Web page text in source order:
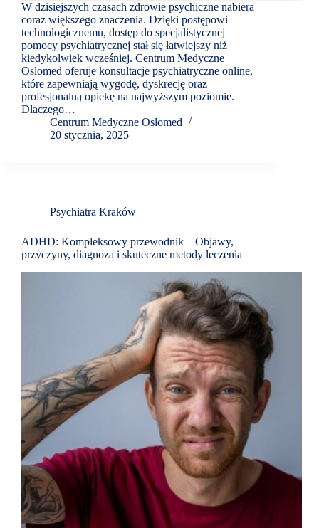
W dzisiejszych czasach zdrowie psychiczne nabiera
coraz większego znaczenia. Dzięki postępowi
technologicznemu, dostęp do specjalistycznej
pomocy psychiatrycznej stał się łatwiejszy niż
kiedykolwiek wcześniej. Centrum Medyczne
Oslomed oferuje konsultacje psychiatryczne online,
które zapewniają wygodę, dyskrecję oraz
profesjonalną opiekę na najwyższym poziomie.
Dlaczego…
Centrum Medyczne Oslomed
20 stycznia, 2025
Psychiatra Kraków
ADHD: Kompleksowy przewodnik – Objawy,
przyczyny, diagnoza i skuteczne metody leczenia